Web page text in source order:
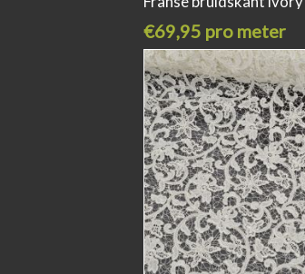
€69,95 pro meter